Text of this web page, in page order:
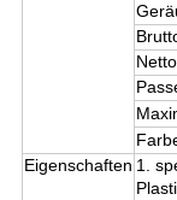
Eigenschaften 1.